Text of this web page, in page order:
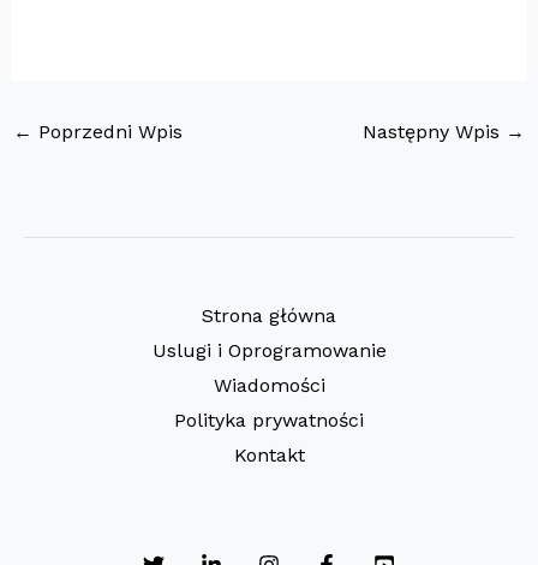
← Poprzedni Wpis Następny Wpis →
Strona główna
Uslugi i Oprogramowanie
Wiadomości
Polityka prywatności
Kontakt